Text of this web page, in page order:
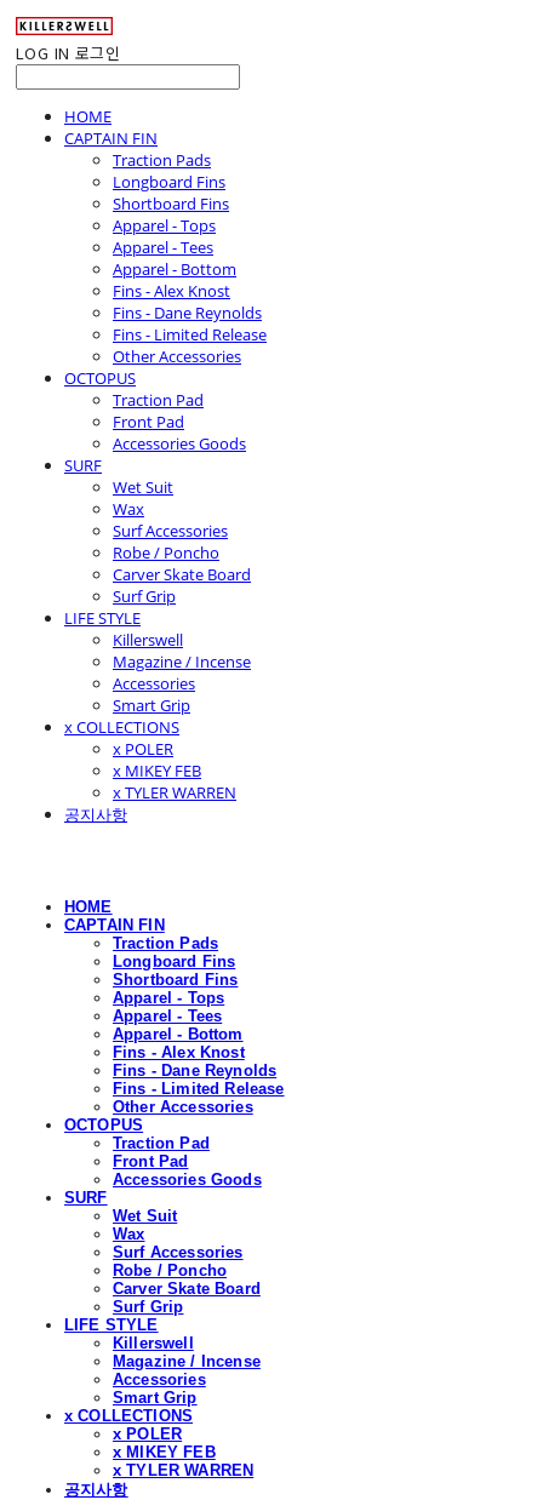
LOG IN 로그인
HOME
CAPTAIN FIN
Traction Pads
Longboard Fins
Shortboard Fins
Apparel - Tops
Apparel - Tees
Apparel - Bottom
Fins - Alex Knost
Fins - Dane Reynolds
Fins - Limited Release
Other Accessories
OCTOPUS
Traction Pad
Front Pad
Accessories Goods
SURF
Wet Suit
Wax
Surf Accessories
Robe / Poncho
Carver Skate Board
Surf Grip
LIFE STYLE
Killerswell
Magazine / Incense
Accessories
Smart Grip
x COLLECTIONS
x POLER
x MIKEY FEB
x TYLER WARREN
공지사항
HOME
CAPTAIN FIN
Traction Pads
Longboard Fins
Shortboard Fins
Apparel - Tops
Apparel - Tees
Apparel - Bottom
Fins - Alex Knost
Fins - Dane Reynolds
Fins - Limited Release
Other Accessories
OCTOPUS
Traction Pad
Front Pad
Accessories Goods
SURF
Wet Suit
Wax
Surf Accessories
Robe / Poncho
Carver Skate Board
Surf Grip
LIFE STYLE
Killerswell
Magazine / Incense
Accessories
Smart Grip
x COLLECTIONS
x POLER
x MIKEY FEB
x TYLER WARREN
공지사항